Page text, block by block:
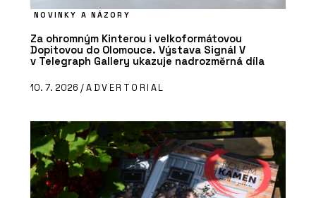
NOVINKY A NÁZORY
Za ohromným Kinterou i velkoformátovou
Dopitovou do Olomouce. Výstava Signál V
v Telegraph Gallery ukazuje nadrozměrná díla
10. 7. 2026 /ADVERTORIAL